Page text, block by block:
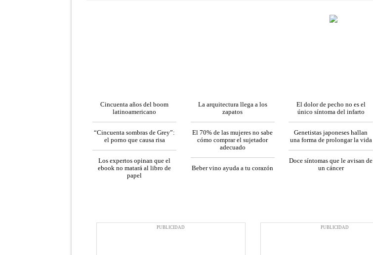
Cincuenta años del boom
latinoamericano
“Cincuenta sombras de Grey”:
el porno que causa risa
Los expertos opinan que el
ebook no matará al libro de
papel
La arquitectura llega a los
zapatos
El 70% de las mujeres no sabe
cómo comprar el sujetador
adecuado
Beber vino ayuda a tu corazón
El dolor de pecho no es el
único síntoma del infarto
Genetistas japoneses hallan
una forma de prolongar la vida
Doce síntomas que le avisan de
un cáncer
PUBLICIDAD PUBLICIDAD